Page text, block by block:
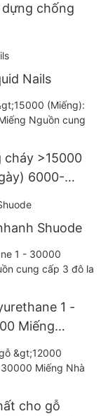
chống
Nails
cháy >15000
6000-
Shuode
1 -
Miếng
cho gỗ